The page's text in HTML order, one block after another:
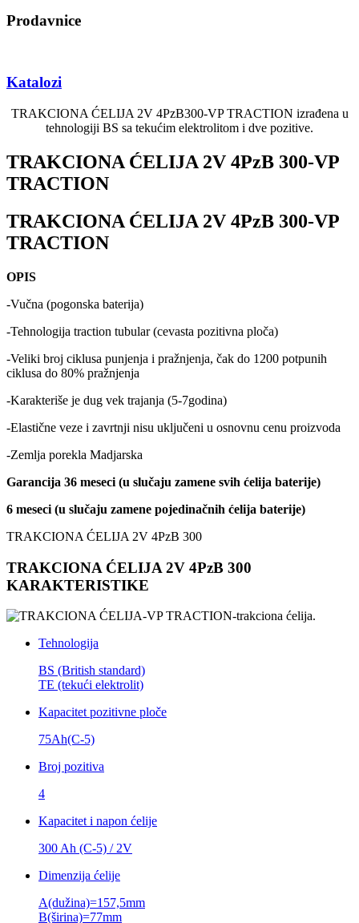
Prodavnice
Katalozi
TRAKCIONA ĆELIJA 2V 4PzB300-VP TRACTION izrađena u
tehnologiji BS sa tekućim elektrolitom i dve pozitive.
TRAKCIONA ĆELIJA 2V 4PzB 300-VP
TRACTION
TRAKCIONA ĆELIJA 2V 4PzB 300-VP
TRACTION
OPIS
-Vučna (pogonska baterija)
-Tehnologija traction tubular (cevasta pozitivna ploča)
-Veliki broj ciklusa punjenja i pražnjenja, čak do 1200 potpunih
ciklusa do 80% pražnjenja
-Karakteriše je dug vek trajanja (5-7godina)
-Elastične veze i zavrtnji nisu uključeni u osnovnu cenu proizvoda
-Zemlja porekla Madjarska
Garancija 36 meseci (u slučaju zamene svih ćelija baterije)
6 meseci (u slučaju zamene pojedinačnih ćelija baterije)
TRAKCIONA ĆELIJA 2V 4PzB 300
TRAKCIONA ĆELIJA 2V 4PzB 300
KARAKTERISTIKE
Tehnologija
BS (British standard)
TE (tekući elektrolit)
Kapacitet pozitivne ploče
75Ah(C-5)
Broj pozitiva
4
Kapacitet i napon ćelije
300 Ah (C-5) / 2V
Dimenzija ćelije
A(dužina)=157,5mm
B(širina)=77mm